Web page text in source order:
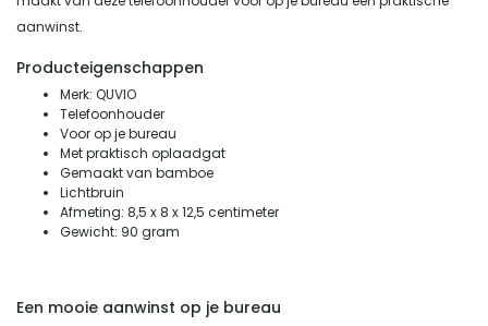
aanwinst.
Producteigenschappen
Merk: QUVIO
Telefoonhouder
Voor op je bureau
Met praktisch oplaadgat
Gemaakt van bamboe
Lichtbruin
Afmeting: 8,5 x 8 x 12,5 centimeter
Gewicht: 90 gram
Een mooie aanwinst op je bureau